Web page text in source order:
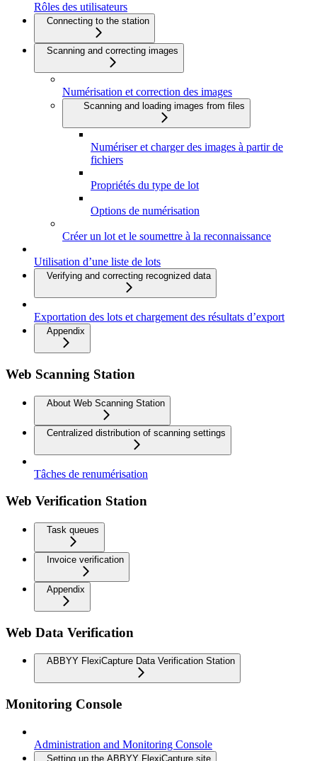
Rôles des utilisateurs
Connecting to the station
Scanning and correcting images
Numérisation et correction des images
Scanning and loading images from files
Numériser et charger des images à partir de
fichiers
Propriétés du type de lot
Options de numérisation
Créer un lot et le soumettre à la reconnaissance
Utilisation d’une liste de lots
Verifying and correcting recognized data
Exportation des lots et chargement des résultats d’export
Appendix
Web Scanning Station
About Web Scanning Station
Centralized distribution of scanning settings
Tâches de renumérisation
Web Verification Station
Task queues
Invoice verification
Appendix
Web Data Verification
ABBYY FlexiCapture Data Verification Station
Monitoring Console
Administration and Monitoring Console
Setting up the ABBYY FlexiCapture site